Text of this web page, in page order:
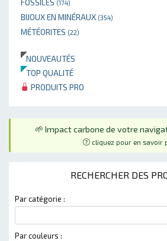
(174)
BIJOUX EN MINÉRAUX (354)
MÉTÉORITES (22)
NOUVEAUTÉS
TOP QUALITÉ
PRODUITS PRO
🌱 Impact carbone de votre
cliquez pour en savoir
RECHERCHER DES
Par catégorie :
Par couleurs :